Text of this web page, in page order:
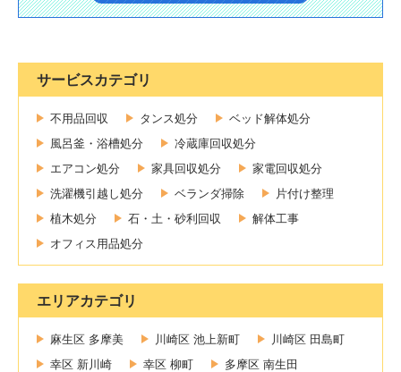
サービスカテゴリ
不用品回収 タンス処分
ベッド解体処分
風呂釜・浴槽処分
冷蔵庫回収処分
エアコン処分
家具回収処分
家電回収処分
洗濯機引越し処分
ベランダ掃除
片付け整理
植木処分
石・土・砂利回収
解体工事
オフィス用品処分
エリアカテゴリ
麻生区 多摩美 川崎区 池上新町
川崎区 田島町
幸区 新川崎
幸区 柳町
多摩区 南生田